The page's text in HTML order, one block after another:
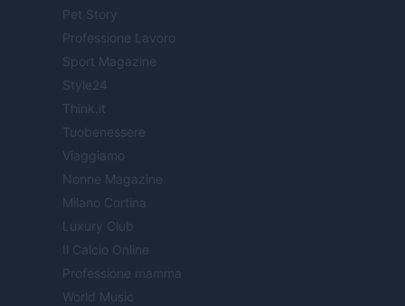
Pet Story
Professione Lavoro
Sport Magazine
Style24
Think.it
Tuobenessere
Viaggiamo
Nonne Magazine
Milano Cortina
Luxury Club
Il Calcio Online
Professione mamma
World Music